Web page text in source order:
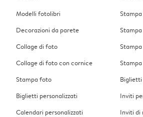
Modelli fotolibri
Decorazioni da parete
Collage di foto
Collage di foto con cornice
Stampa foto
Biglietti personalizzati
Calendari personalizzati
Inviti
Inviti di